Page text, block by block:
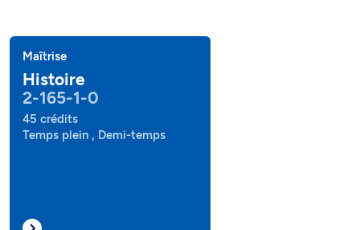
Maîtrise
Histoire
2-165-1-0
45 crédits
Temps plein , Demi-temps